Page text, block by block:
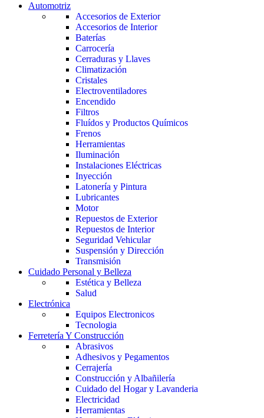
Automotriz
Accesorios de Exterior
Accesorios de Interior
Baterías
Carrocería
Cerraduras y Llaves
Climatización
Cristales
Electroventiladores
Encendido
Filtros
Fluídos y Productos Químicos
Frenos
Herramientas
Iluminación
Instalaciones Eléctricas
Inyección
Latonería y Pintura
Lubricantes
Motor
Repuestos de Exterior
Repuestos de Interior
Seguridad Vehicular
Suspensión y Dirección
Transmisión
Cuidado Personal y Belleza
Estética y Belleza
Salud
Electrónica
Equipos Electronicos
Tecnologia
Ferretería Y Construcción
Abrasivos
Adhesivos y Pegamentos
Cerrajería
Construcción y Albañilería
Cuidado del Hogar y Lavanderia
Electricidad
Herramientas